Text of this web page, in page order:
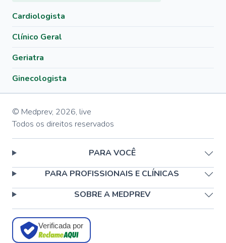
Cardiologista
Clínico Geral
Geriatra
Ginecologista
© Medprev, 2026, live
Todos os direitos reservados
PARA VOCÊ
PARA PROFISSIONAIS E CLÍNICAS
SOBRE A MEDPREV
Verificada por